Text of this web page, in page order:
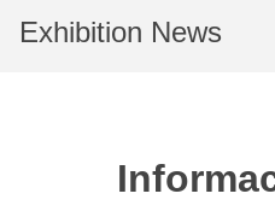
Exhibition News